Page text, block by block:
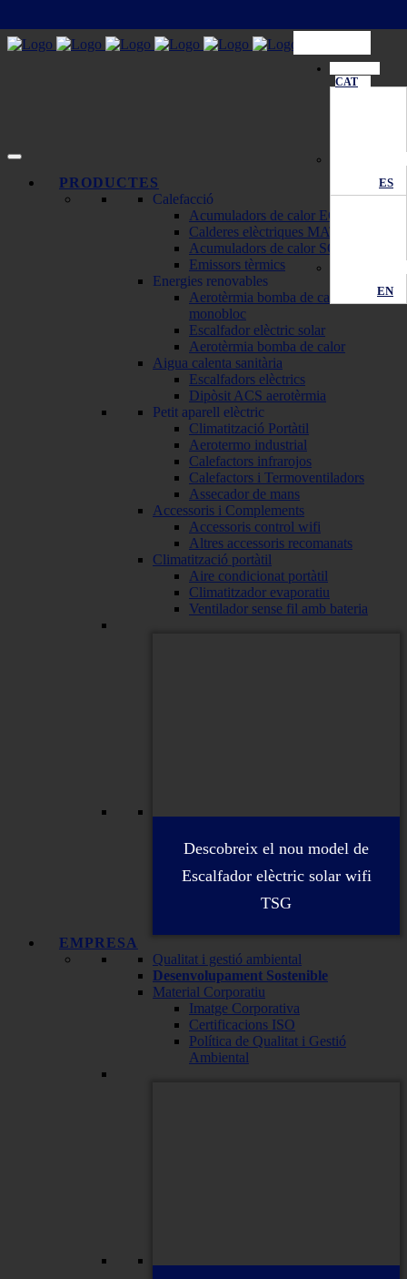
CAT
ES
EN
PRODUCTES
Calefacció
Acumuladors de calor ECOMBI
Calderes elèctriques MATTIRA
Acumuladors de calor SOLAR
Emissors tèrmics
Energies renovables
Aerotèrmia bomba de calor
monobloc
Escalfador elèctric solar
Aerotèrmia bomba de calor
Aigua calenta sanitària
Escalfadors elèctrics
Dipòsit ACS aerotèrmia
Petit aparell elèctric
Climatització Portàtil
Aerotermo industrial
Calefactors infrarojos
Calefactors i Termoventiladors
Assecador de mans
Accessoris i Complements
Accessoris control wifi
Altres accessoris recomanats
Climatització portàtil
Aire condicionat portàtil
Climatitzador evaporatiu
Ventilador sense fil amb bateria
Descobreix el nou model de
Escalfador elèctric solar wifi
TSG
EMPRESA
Qualitat i gestió ambiental
Desenvolupament Sostenible
Material Corporatiu
Imatge Corporativa
Certificacions ISO
Política de Qualitat i Gestió
Ambiental